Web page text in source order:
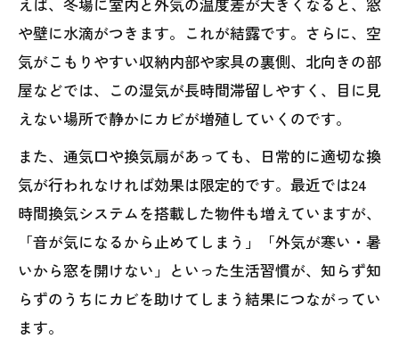
や壁に水滴がつきます。これが結露です。さらに、空
気がこもりやすい収納内部や家具の裏側、北向きの部
屋などでは、この湿気が長時間滞留しやすく、目に見
えない場所で静かにカビが増殖していくのです。
また、通気口や換気扇があっても、日常的に適切な換
気が行われなければ効果は限定的です。最近では24
時間換気システムを搭載した物件も増えていますが、
「音が気になるから止めてしまう」「外気が寒い・暑
いから窓を開けない」といった生活習慣が、知らず知
らずのうちにカビを助けてしまう結果につながってい
ます。